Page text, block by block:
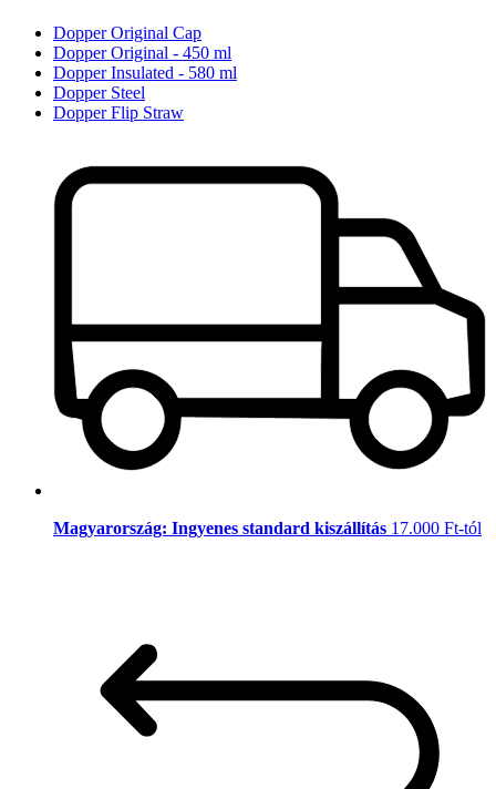
Dopper Original Cap
Dopper Original - 450 ml
Dopper Insulated - 580 ml
Dopper Steel
Dopper Flip Straw
Magyarország: Ingyenes standard kiszállítás 17.000 Ft-tól